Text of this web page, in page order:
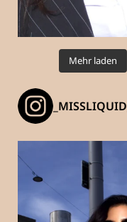
Mehr laden
_MISSLIQUID_